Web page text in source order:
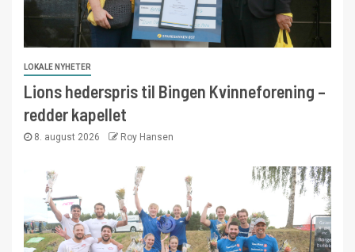
LOKALE NYHETER
Lions hederspris til Bingen Kvinneforening –
redder kapellet
8. august 2026 Roy Hansen